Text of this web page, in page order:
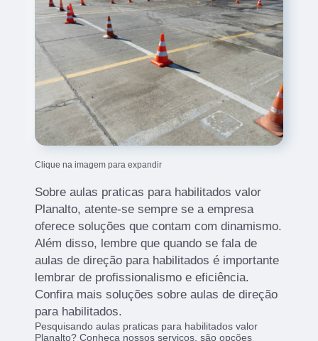
Clique na imagem para expandir
Sobre aulas praticas para habilitados valor
Planalto, atente-se sempre se a empresa
oferece soluções que contam com dinamismo.
Além disso, lembre que quando se fala de
aulas de direção para habilitados é importante
lembrar de profissionalismo e eficiência.
Confira mais soluções sobre aulas de direção
para habilitados.
Pesquisando aulas praticas para habilitados valor
Planalto? Conheça nossos serviços, são opções